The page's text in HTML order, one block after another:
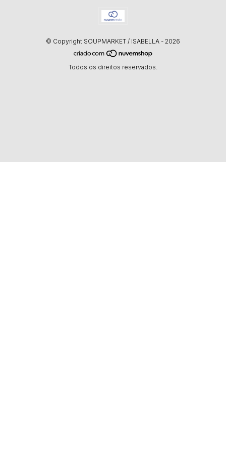
© Copyright SOUPMARKET / ISABELLA - 2026
Todos os direitos reservados.